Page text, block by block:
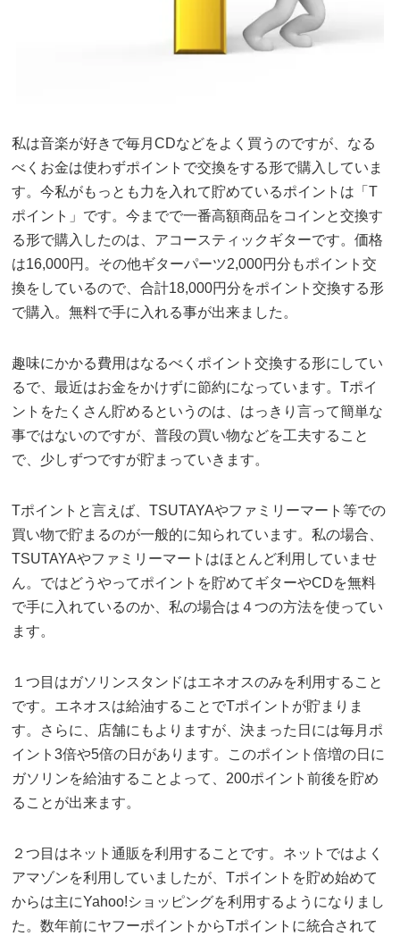
私は音楽が好きで毎月CDなどをよく買うのですが、なる
べくお金は使わずポイントで交換をする形で購入していま
す。今私がもっとも力を入れて貯めているポイントは「T
ポイント」です。今までで一番高額商品をコインと交換す
る形で購入したのは、アコースティックギターです。価格
は16,000円。その他ギターパーツ2,000円分もポイント交
換をしているので、合計18,000円分をポイント交換する形
で購入。無料で手に入れる事が出来ました。
趣味にかかる費用はなるべくポイント交換する形にしてい
るで、最近はお金をかけずに節約になっています。Tポイ
ントをたくさん貯めるというのは、はっきり言って簡単な
事ではないのですが、普段の買い物などを工夫すること
で、少しずつですが貯まっていきます。
Tポイントと言えば、TSUTAYAやファミリーマート等での
買い物で貯まるのが一般的に知られています。私の場合、
TSUTAYAやファミリーマートはほとんど利用していませ
ん。ではどうやってポイントを貯めてギターやCDを無料
で手に入れているのか、私の場合は４つの方法を使ってい
ます。
１つ目はガソリンスタンドはエネオスのみを利用すること
です。エネオスは給油することでTポイントが貯まりま
す。さらに、店舗にもよりますが、決まった日には毎月ポ
イント3倍や5倍の日があります。このポイント倍増の日に
ガソリンを給油することよって、200ポイント前後を貯め
ることが出来ます。
２つ目はネット通販を利用することです。ネットではよく
アマゾンを利用していましたが、Tポイントを貯め始めて
からは主にYahoo!ショッピングを利用するようになりまし
た。数年前にヤフーポイントからTポイントに統合されて